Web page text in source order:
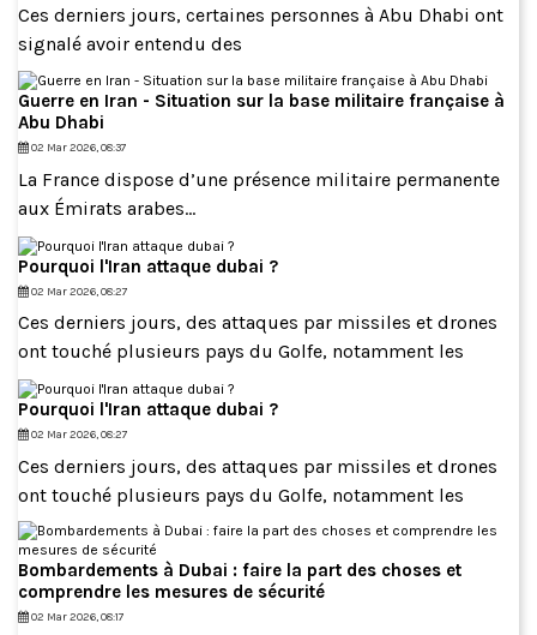
Ces derniers jours, certaines personnes à Abu Dhabi ont
signalé avoir entendu des
Guerre en Iran - Situation sur la base militaire française à
Abu Dhabi
02 Mar 2026, 08:37
La France dispose d’une présence militaire permanente
aux Émirats arabes...
Pourquoi l'Iran attaque dubai ?
02 Mar 2026, 08:27
Ces derniers jours, des attaques par missiles et drones
ont touché plusieurs pays du Golfe, notamment les
Pourquoi l'Iran attaque dubai ?
02 Mar 2026, 08:27
Ces derniers jours, des attaques par missiles et drones
ont touché plusieurs pays du Golfe, notamment les
Bombardements à Dubai : faire la part des choses et
comprendre les mesures de sécurité
02 Mar 2026, 08:17